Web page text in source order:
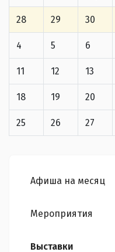
28 29 30
4 5 6
11 12 13
18 19 20
25 26 27
Афиша на месяц
Мероприятия
Выставки